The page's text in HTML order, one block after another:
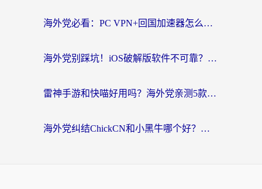
海外党必看：PC VPN+回国加速器怎么选？无缝访问国内资源全攻略
海外党别踩坑！iOS破解版软件不可靠？教你选对回国加速器无缝看国内资源
雷神手游和快喵好用吗？海外党亲测5款回国加速器，附斧牛Bling对比+微信视频号解决办法
海外党纠结ChickCN和小黑牛哪个好？一篇帮你选对回国加速器的实用指南